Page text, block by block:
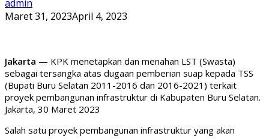
admin
Maret 31, 2023April 4, 2023
Jakarta — KPK menetapkan dan menahan LST (Swasta)
sebagai tersangka atas dugaan pemberian suap kepada TSS
(Bupati Buru Selatan 2011-2016 dan 2016-2021) terkait
proyek pembangunan infrastruktur di Kabupaten Buru Selatan.
Jakarta, 30 Maret 2023
Salah satu proyek pembangunan infrastruktur yang akan